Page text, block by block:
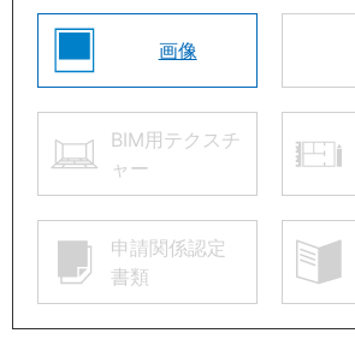
画像
BIM用テクスチ
ャー
申請関係認定
書類